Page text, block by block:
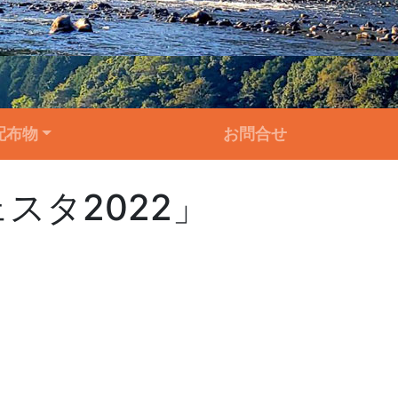
布物 お問合せ
タ2022」